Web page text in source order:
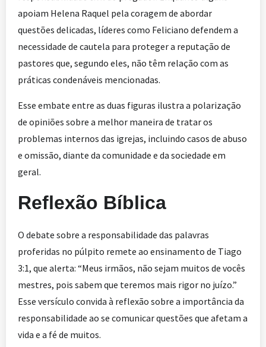
apoiam Helena Raquel pela coragem de abordar
questões delicadas, líderes como Feliciano defendem a
necessidade de cautela para proteger a reputação de
pastores que, segundo eles, não têm relação com as
práticas condenáveis mencionadas.
Esse embate entre as duas figuras ilustra a polarização
de opiniões sobre a melhor maneira de tratar os
problemas internos das igrejas, incluindo casos de abuso
e omissão, diante da comunidade e da sociedade em
geral.
Reflexão Bíblica
O debate sobre a responsabilidade das palavras
proferidas no púlpito remete ao ensinamento de Tiago
3:1, que alerta: “Meus irmãos, não sejam muitos de vocês
mestres, pois sabem que teremos mais rigor no juízo.”
Esse versículo convida à reflexão sobre a importância da
responsabilidade ao se comunicar questões que afetam a
vida e a fé de muitos.